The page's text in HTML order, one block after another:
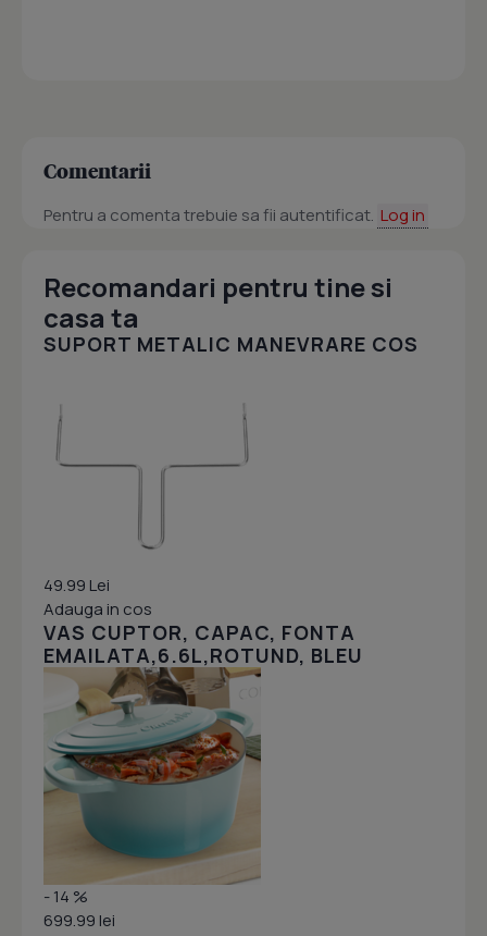
Comentarii
Pentru a comenta trebuie sa fii autentificat. Log in
Recomandari pentru tine si
casa ta
SUPORT METALIC MANEVRARE COS
49.99 Lei
Adauga in cos
VAS CUPTOR, CAPAC, FONTA
EMAILATA,6.6L,ROTUND, BLEU
- 14 %
699.99 lei